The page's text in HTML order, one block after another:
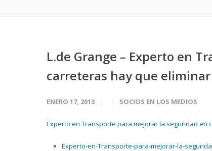
L.de Grange – Experto en
carreteras hay que
ENERO 17, 2013 SOCIOS EN LOS MEDIOS
Experto en Transporte para mejorar la seguridad en
Experto-en-Transporte-para-mejorar-la-